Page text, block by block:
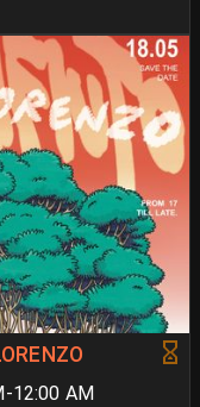
12:00 AM